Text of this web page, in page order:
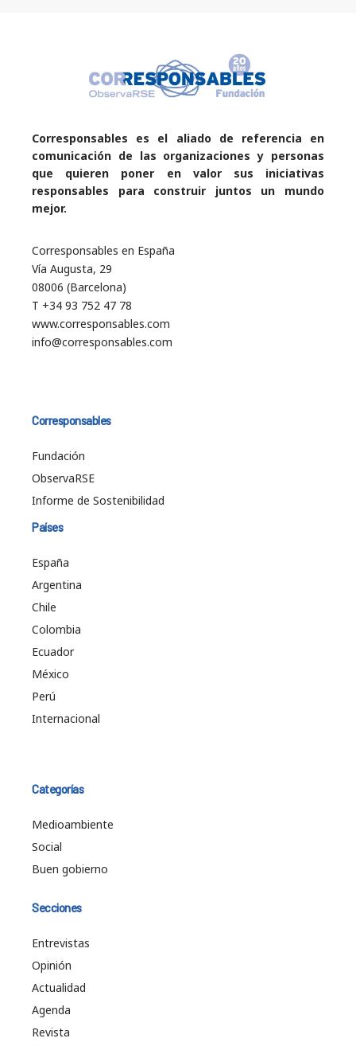
Corresponsables es el aliado de referencia en
comunicación de las organizaciones y personas
que quieren poner en valor sus iniciativas
responsables para construir juntos un mundo
mejor.
Corresponsables en España
Vía Augusta, 29
08006 (Barcelona)
T +34 93 752 47 78
www.corresponsables.com
info@corresponsables.com
Corresponsables
Fundación
ObservaRSE
Informe de Sostenibilidad
Países
España
Argentina
Chile
Colombia
Ecuador
México
Perú
Internacional
Categorías
Medioambiente
Social
Buen gobierno
Secciones
Entrevistas
Opinión
Actualidad
Agenda
Revista